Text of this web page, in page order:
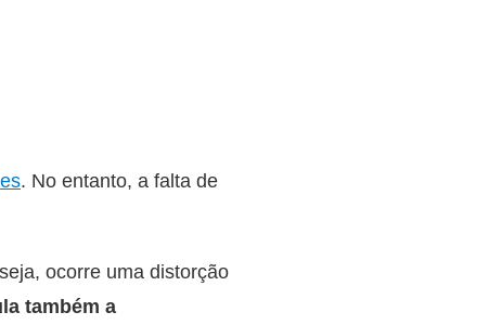
. No entanto, a falta de
ocorre uma distorção
também a